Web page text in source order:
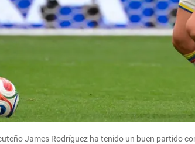
James Rodríguez ha tenido un buen partido